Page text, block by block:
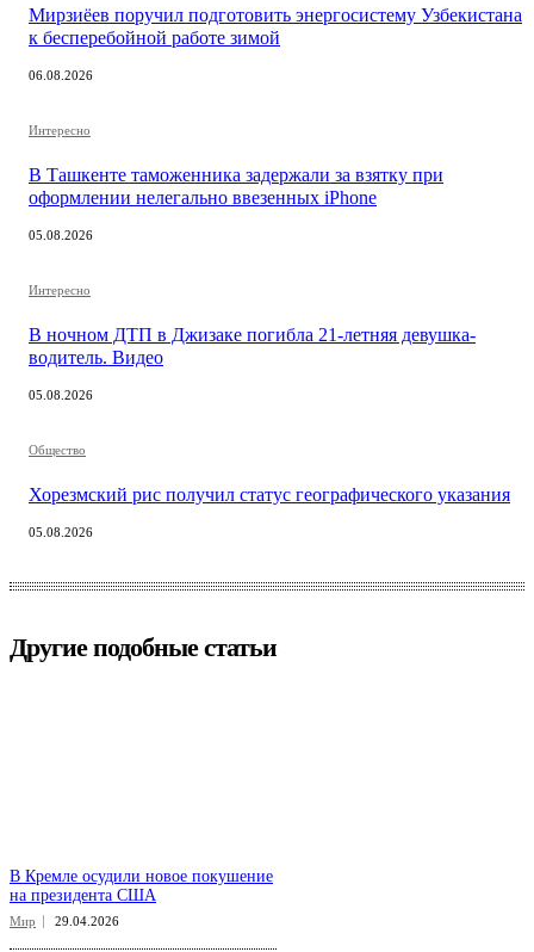
Мирзиёев поручил подготовить энергосистему Узбекистана
к бесперебойной работе зимой
06.08.2026
Интересно
В Ташкенте таможенника задержали за взятку при
оформлении нелегально ввезенных iPhone
05.08.2026
Интересно
В ночном ДТП в Джизаке погибла 21-летняя девушка-
водитель. Видео
05.08.2026
Общество
Хорезмский рис получил статус географического указания
05.08.2026
Другие подобные статьи
В Кремле осудили новое покушение
на президента США
Мир 29.04.2026